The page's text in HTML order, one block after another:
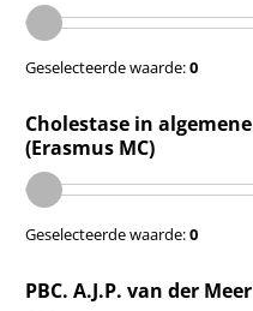
Geselecteerde waarde:0
Cholestase in
(Erasmus MC)
Geselecteerde waarde:0
PBC. A.J.P. van der